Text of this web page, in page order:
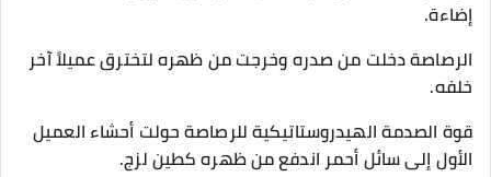
إضاءة.
الرصاصة دخلت من صدره وخرجت من ظهره لتخترق عميلاً آخر
خلفه.
قوة الصدمة الهيدروستاتيكية للرصاصة حولت أحشاء العميل
الأول إلى سائل أحمر اندفع من ظهره كطين لزج.